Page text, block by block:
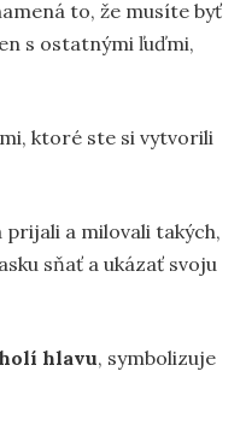
to, že musíte byť
s ostatnými ľuďmi,
ktoré ste si vytvorili
prijali a milovali takých,
sňať a ukázať svoju
hlavu, symbolizuje